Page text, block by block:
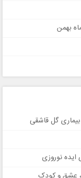
بهمن
گل قاشقی